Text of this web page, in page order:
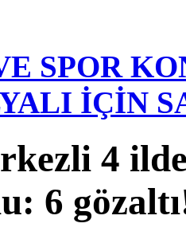
SPOR
İÇİN
4 ilde
6